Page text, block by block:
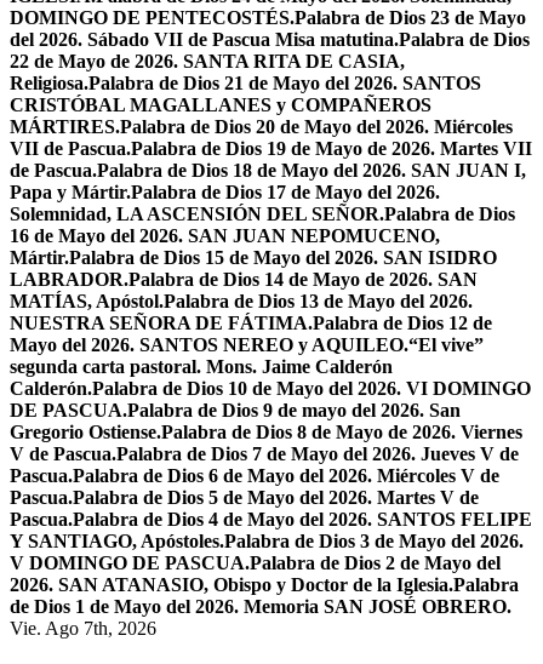
DOMINGO DE PENTECOSTÉS.Palabra de Dios 23 de Mayo
del 2026. Sábado VII de Pascua Misa matutina.Palabra de Dios
22 de Mayo de 2026. SANTA RITA DE CASIA,
Religiosa.Palabra de Dios 21 de Mayo del 2026. SANTOS
CRISTÓBAL MAGALLANES y COMPAÑEROS
MÁRTIRES.Palabra de Dios 20 de Mayo del 2026. Miércoles
VII de Pascua.Palabra de Dios 19 de Mayo de 2026. Martes VII
de Pascua.Palabra de Dios 18 de Mayo del 2026. SAN JUAN I,
Papa y Mártir.Palabra de Dios 17 de Mayo del 2026.
Solemnidad, LA ASCENSIÓN DEL SEÑOR.Palabra de Dios
16 de Mayo del 2026. SAN JUAN NEPOMUCENO,
Mártir.Palabra de Dios 15 de Mayo del 2026. SAN ISIDRO
LABRADOR.Palabra de Dios 14 de Mayo de 2026. SAN
MATÍAS, Apóstol.Palabra de Dios 13 de Mayo del 2026.
NUESTRA SEÑORA DE FÁTIMA.Palabra de Dios 12 de
Mayo del 2026. SANTOS NEREO y AQUILEO.“El vive”
segunda carta pastoral. Mons. Jaime Calderón
Calderón.Palabra de Dios 10 de Mayo del 2026. VI DOMINGO
DE PASCUA.Palabra de Dios 9 de mayo del 2026. San
Gregorio Ostiense.Palabra de Dios 8 de Mayo de 2026. Viernes
V de Pascua.Palabra de Dios 7 de Mayo del 2026. Jueves V de
Pascua.Palabra de Dios 6 de Mayo del 2026. Miércoles V de
Pascua.Palabra de Dios 5 de Mayo del 2026. Martes V de
Pascua.Palabra de Dios 4 de Mayo del 2026. SANTOS FELIPE
Y SANTIAGO, Apóstoles.Palabra de Dios 3 de Mayo del 2026.
V DOMINGO DE PASCUA.Palabra de Dios 2 de Mayo del
2026. SAN ATANASIO, Obispo y Doctor de la Iglesia.Palabra
de Dios 1 de Mayo del 2026. Memoria SAN JOSÉ OBRERO.
Vie. Ago 7th, 2026